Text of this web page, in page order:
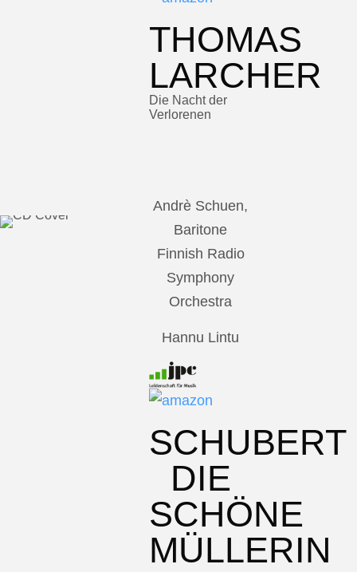
THOMAS
LARCHER
Die Nacht der
Verlorenen
Andrè Schuen,
Baritone
Finnish Radio
Symphony
Orchestra
Hannu Lintu
SCHUBERT
DIE
SCHÖNE
MÜLLERIN